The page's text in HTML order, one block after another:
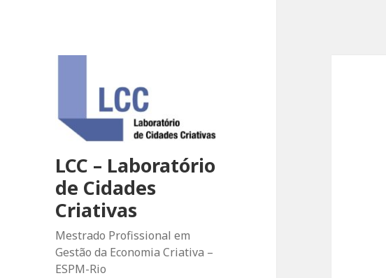
LCC – Laboratório
de Cidades
Criativas
Mestrado Profissional em
Gestão da Economia Criativa –
ESPM-Rio